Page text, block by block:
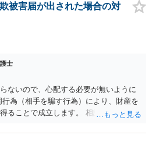
を任せれば解決します。
被害届が出された場合の対
士
ないので、心配する必要が無いように
為（相手を騙す行為）により、財産を
ることで成立します。 相談者さんは、
く罪に問うことはできません。 おそら